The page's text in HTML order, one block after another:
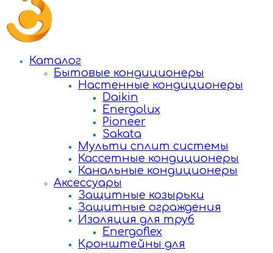
Каталог
Бытовые кондиционеры
Настенные кондиционеры
Daikin
Energolux
Pioneer
Sakata
Мульти сплит системы
Кассетные кондиционеры
Канальные кондиционеры
Аксессуары
Защитные козырьки
Защитные ограждения
Изоляция для труб
Energoflex
Кронштейны для